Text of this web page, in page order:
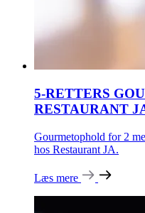
5-RETTERS
RESTAURANT
Gourmetophold for 2
hos Restaurant JA.
Læs mere